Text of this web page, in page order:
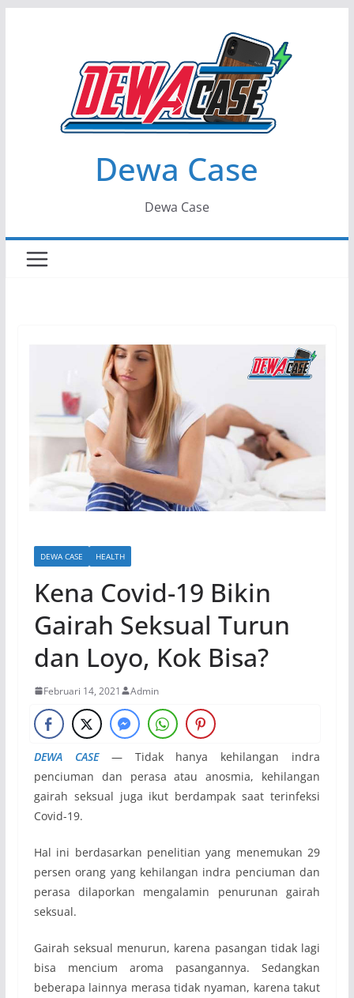
Dewa Case
Dewa Case
DEWA CASE HEALTH
Kena Covid-19 Bikin
Gairah Seksual Turun
dan Loyo, Kok Bisa?
Februari 14, 2021 Admin
DEWA CASE— Tidak hanya kehilangan indra
penciuman dan perasa atau anosmia, kehilangan
gairah seksual juga ikut berdampak saat terinfeksi
Covid-19.
Hal ini berdasarkan penelitian yang menemukan 29
persen orang yang kehilangan indra penciuman dan
perasa dilaporkan mengalamin penurunan gairah
seksual.
Gairah seksual menurun, karena pasangan tidak lagi
bisa mencium aroma pasangannya. Sedangkan
beberapa lainnya merasa tidak nyaman, karena takut